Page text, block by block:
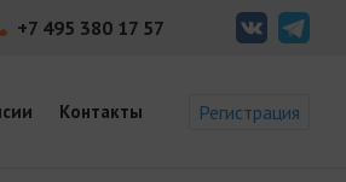
+7 495 380 17 57
Контакты Регистрация